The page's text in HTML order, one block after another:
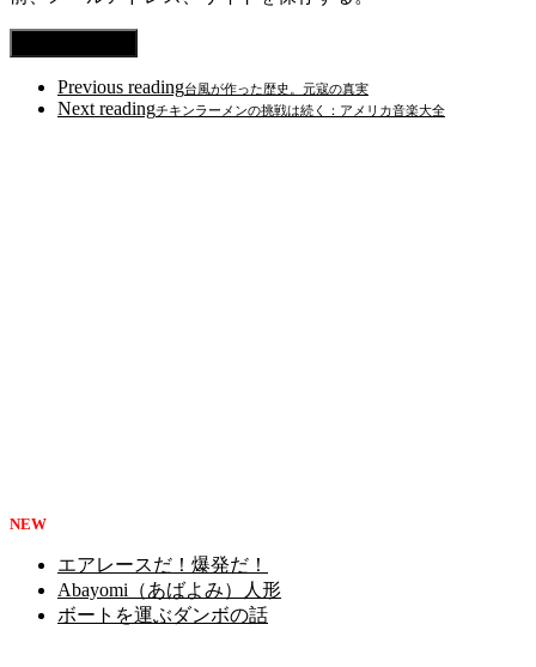
Previous reading台風が作った歴史。元寇の真実
Next readingチキンラーメンの挑戦は続く：アメリカ音楽大全
NEW
エアレースだ！爆発だ！
Abayomi（あばよみ）人形
ボートを運ぶダンボの話